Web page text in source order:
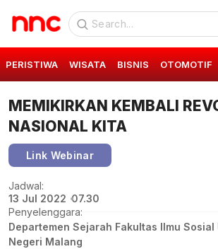
PERISTIWA WISATA BISNIS OTOMOTIF
MEMIKIRKAN KEMBALI
NASIONAL KITA
Link Webinar
Jadwal:
13 Jul 2022 07.30
Penyelenggara:
Departemen Sejarah Fakultas Ilmu Sosial
Negeri Malang